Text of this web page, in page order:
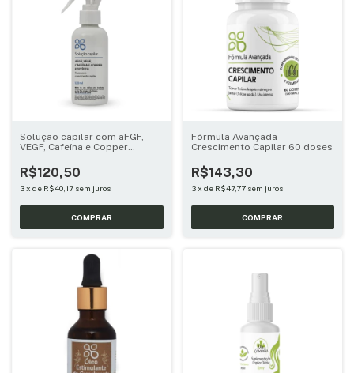
Solução capilar com aFGF,
VEGF, Cafeína e Copper
R$120,50
3x de R$40,17 sem juros
Fórmula Avançada
Crescimento Capilar 60 doses
R$143,30
3 x de R$47,77 sem juros